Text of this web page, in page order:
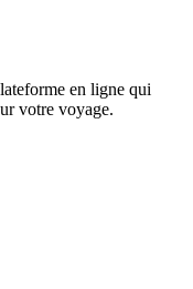
en ligne qui
votre voyage.